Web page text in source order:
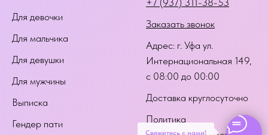
Свяжитесь с нами!
Для девочки
Для мальчика
Для девушки
Для мужчины
Выписка
Гендер пати
+7 (937) 311-38-53
Заказать звонок
Адрес: г. Уфа ул.
Интернациональная 149,
с 08:00 до 00:00
Доставка круглосуточно
Политика